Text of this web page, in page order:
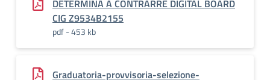
DETERMINA A CONTRARRE DIGITAL BOARD
CIG Z9534B2155
pdf - 453 kb
Graduatoria-provvisoria-selezione-